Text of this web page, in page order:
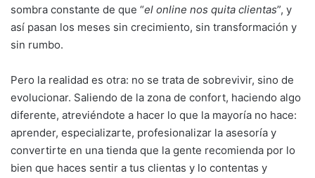
sombra constante de que “el online nos quita clientas”, y
así pasan los meses sin crecimiento, sin transformación y
sin rumbo.
Pero la realidad es otra: no se trata de sobrevivir, sino de
evolucionar. Saliendo de la zona de confort, haciendo algo
diferente, atreviéndote a hacer lo que la mayoría no hace:
aprender, especializarte, profesionalizar la asesoría y
convertirte en una tienda que la gente recomienda por lo
bien que haces sentir a tus clientas y lo contentas y